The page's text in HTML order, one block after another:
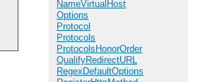
NameVirtualHost
Options
Protocol
Protocols
ProtocolsHonorOrder
QualifyRedirectURL
RegexDefaultOptions